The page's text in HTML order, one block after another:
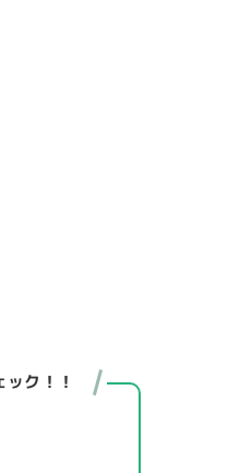
ク！！